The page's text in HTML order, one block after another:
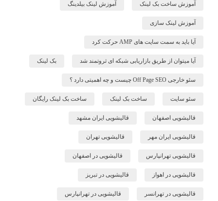
آموزش ساخت بک لینک آموزش لینک بیلدینگ
آموزش لینک سازی
آیا باید به سمت سایت های AMP حرکت کرد
آیا میتوان از طریق بازاریابی شبکه ای ثروتمند شد بک لینک
سئو خارجی Off Page SEO چیست و چه اهمیتی دارد ؟
سئو سایت ساخت بک لینک ساخت بک لینک رایگان
قالیشویی اصفهان قالیشویی ایران مشهد
قالیشویی ایران مهر قالیشویی تهران
قالیشویی تهرانپارس قالیشویی در اصفهان
قالیشویی در اهواز قالیشویی در تبریز
قالیشویی در تهرانسر قالیشویی در تهرانپارس